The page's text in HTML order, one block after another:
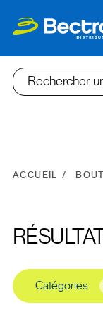
Rechercher
ACCUEIL
Catégories